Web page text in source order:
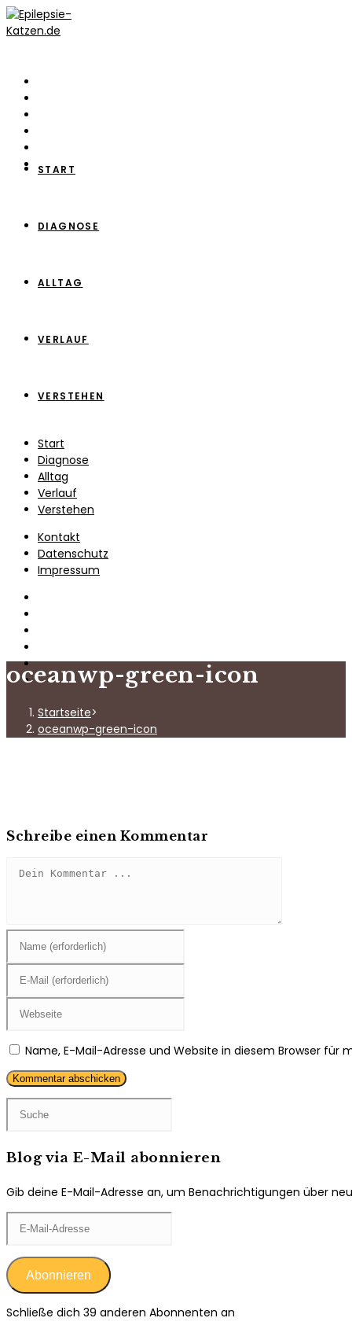
Zum
Inhalt
START
DIAGNOSE
ALLTAG
VERLAUF
VERSTEHEN
Start
Diagnose
Alltag
Verlauf
Verstehen
Kontakt
Datenschutz
Impressum
oceanwp-green-icon
Startseite>
oceanwp-green-icon
Schreibe einen Kommentar
Kommentieren
deinen
Namen
oder
Benutzernamen
zum
Kommentieren
ein
deine
E-
Mail-
zum
Kommentieren
ein
deine
URL
ein
(optional)
Name, E-Mail-Adresse und Website in diesem Browser
Blog via E-Mail abonnieren
Gib deine E-Mail-Adresse an, um Benachrichtigungen über
Mail-
Abonnieren
Schließe dich 39 anderen Abonnenten an